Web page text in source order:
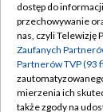
Abonament
Emisja w TVP
Centrum
Naziemna
dostęp do
przechowywanie
nas, czyli Telewizję
Zaufanych
Partnerów TVP (93
mierzenia ich
także zgody na